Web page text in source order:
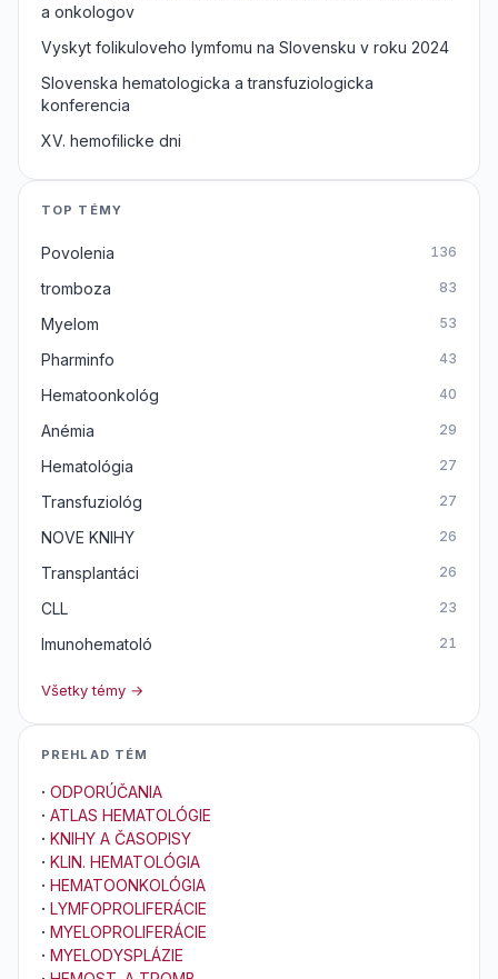
a onkologov
Vyskyt folikuloveho lymfomu na Slovensku v roku 2024
Slovenska hematologicka a transfuziologicka
konferencia
XV. hemofilicke dni
TOP TÉMY
Povolenia 136
tromboza 83
Myelom 53
Pharminfo 43
Hematoonkológ 40
Anémia 29
Hematológia 27
Transfuziológ 27
NOVE KNIHY 26
Transplantáci 26
CLL 23
Imunohematoló 21
Všetky témy →
PREHLAD TÉM
· ODPORÚČANIA
· ATLAS HEMATOLÓGIE
· KNIHY A ČASOPISY
· KLIN. HEMATOLÓGIA
· HEMATOONKOLÓGIA
· LYMFOPROLIFERÁCIE
· MYELOPROLIFERÁCIE
· MYELODYSPLÁZIE